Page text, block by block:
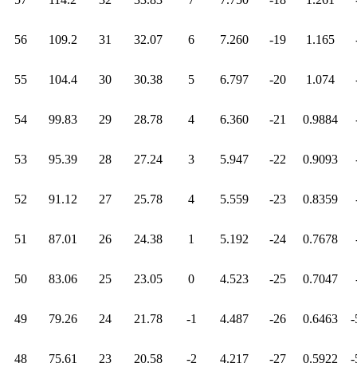
56 109.2 31 32.07 6 7.260 -19 1.165
55 104.4 30 30.38 5 6.797 -20 1.074
54 99.83 29 28.78 4 6.360 -21 0.9884
53 95.39 28 27.24 3 5.947 -22 0.9093
52 91.12 27 25.78 4 5.559 -23 0.8359
51 87.01 26 24.38 1 5.192 -24 0.7678
50 83.06 25 23.05 0 4.523 -25 0.7047
49 79.26 24 21.78 -1 4.487 -26 0.6463 -
48 75.61 23 20.58 -2 4.217 -27 0.5922 -